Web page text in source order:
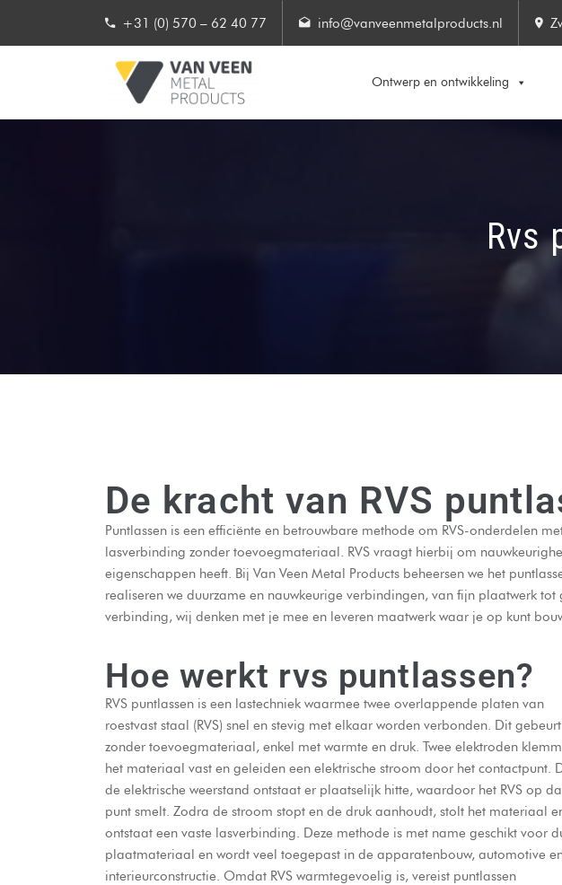
+31 (0) 570 – 62 40 77 info@vanveenmetalproducts.nl
Ontwerp en ontwikkeling
Rvs
De kracht van RVS
Puntlassen is een efficiënte en betrouwbare methode om RVS-onderdelen
lasverbinding zonder toevoegmateriaal. RVS vraagt hierbij om
eigenschappen heeft. Bij Van Veen Metal Products beheersen we het
realiseren we duurzame en nauwkeurige verbindingen, van fijn plaatwerk
verbinding, wij denken met je mee en leveren maatwerk waar je op kunt
Hoe werkt rvs puntlassen?
RVS puntlassen is een lastechniek waarmee twee overlappende platen van
roestvast staal (RVS) snel en stevig met elkaar worden verbonden. Dit gebeurt
zonder toevoegmateriaal, enkel met warmte en druk. Twee elektroden
het materiaal vast en geleiden een elektrische stroom door het contactpunt.
de elektrische weerstand ontstaat er plaatselijk hitte, waardoor het RVS op
punt smelt. Zodra de stroom stopt en de druk aanhoudt, stolt het materiaal
ontstaat een vaste lasverbinding. Deze methode is met name geschikt voor
plaatmateriaal en wordt veel toegepast in de apparatenbouw, automotive
interieurconstructie. Omdat RVS warmtegevoelig is, vereist puntlassen